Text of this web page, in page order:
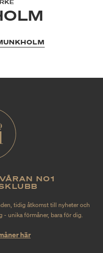
NO1
tidig åtkomst till nyheter och
- unika förmåner, bara för dig.
här